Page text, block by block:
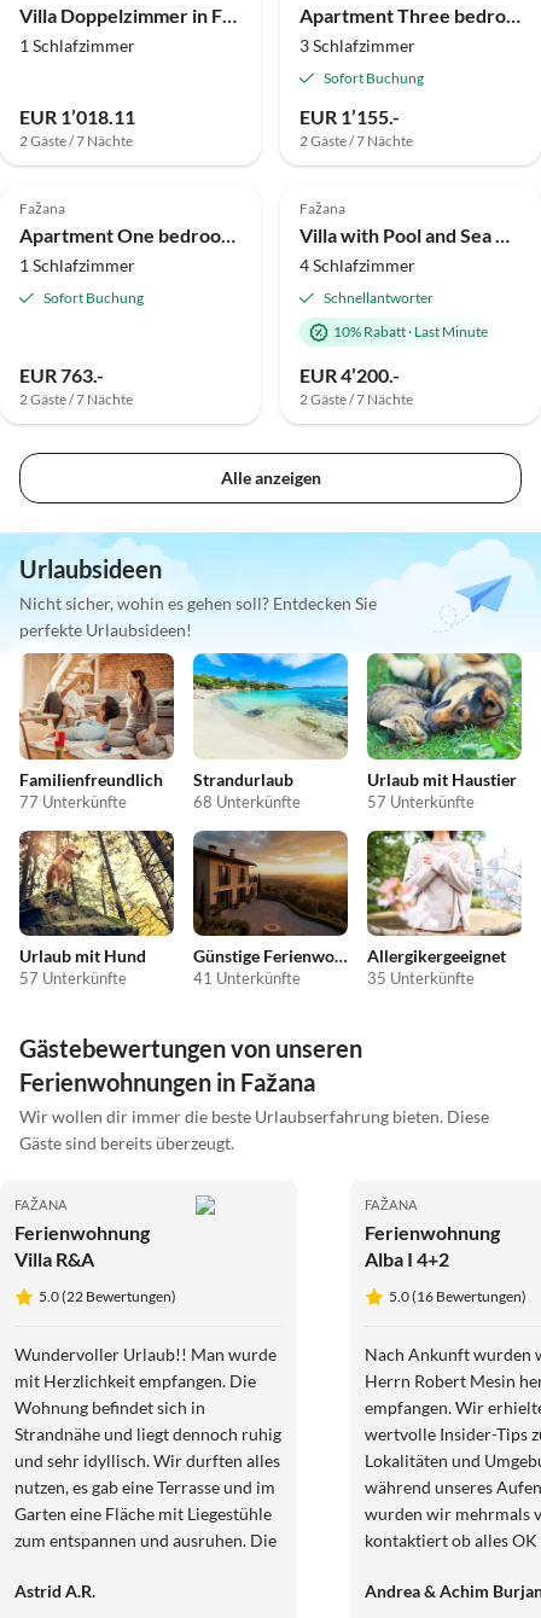
Villa Doppelzimmer in Fažana - in Strandnähe
1 Schlafzimmer
EUR 1’018.11
2 Gäste / 7 Nächte
Apartment Three bedroom apartment with terrace Fažana A-19596-c
3 Schlafzimmer
Sofort Buchung
EUR 1’155.-
2 Gäste / 7 Nächte
Fažana
Apartment One bedroom apartment with balcony Fažana A-12862-a
1 Schlafzimmer
Sofort Buchung
EUR 763.-
2 Gäste / 7 Nächte
Fažana
Villa with Pool and Sea View in Fazana - Horizont
4 Schlafzimmer
Schnellantworter
10% Rabatt· Last Minute
EUR 4’200.-
2 Gäste / 7 Nächte
Alle anzeigen
Urlaubsideen
Nicht sicher, wohin es gehen soll? Entdecken Sie
perfekte Urlaubsideen!
Familienfreundlich
77 Unterkünfte
Strandurlaub
68 Unterkünfte
Urlaub mit Haustier
57 Unterkünfte
Urlaub mit Hund
57 Unterkünfte
Günstige Ferienwohnungen
41 Unterkünfte
Allergikergeeignet
35 Unterkünfte
Gästebewertungen von unseren
Ferienwohnungen in Fažana
Wir wollen dir immer die beste Urlaubserfahrung bieten. Diese
Gäste sind bereits überzeugt.
FAŽANA
Ferienwohnung
Villa R&A
5.0 (22 Bewertungen)
Wundervoller Urlaub!! Man wurde
mit Herzlichkeit empfangen. Die
Wohnung befindet sich in
Strandnähe und liegt dennoch ruhig
und sehr idyllisch. Wir durften alles
nutzen, es gab eine Terrasse und im
Garten eine Fläche mit Liegestühle
zum entspannen und ausruhen. Die
geräumig und mit Liebe zum Detail
Astrid A.R.
FAŽANA
Ferienwohnung
Alba I 4+2
5.0 (16 Bewertungen)
Nach Ankunft wurden
Herrn Robert Mesin
empfangen. Wir
wertvolle Insider-Tips
Lokalitäten und
während unseres
wurden wir mehrmals
kontaktiert ob alles
Aufenthalt in einer
Andrea & Achim